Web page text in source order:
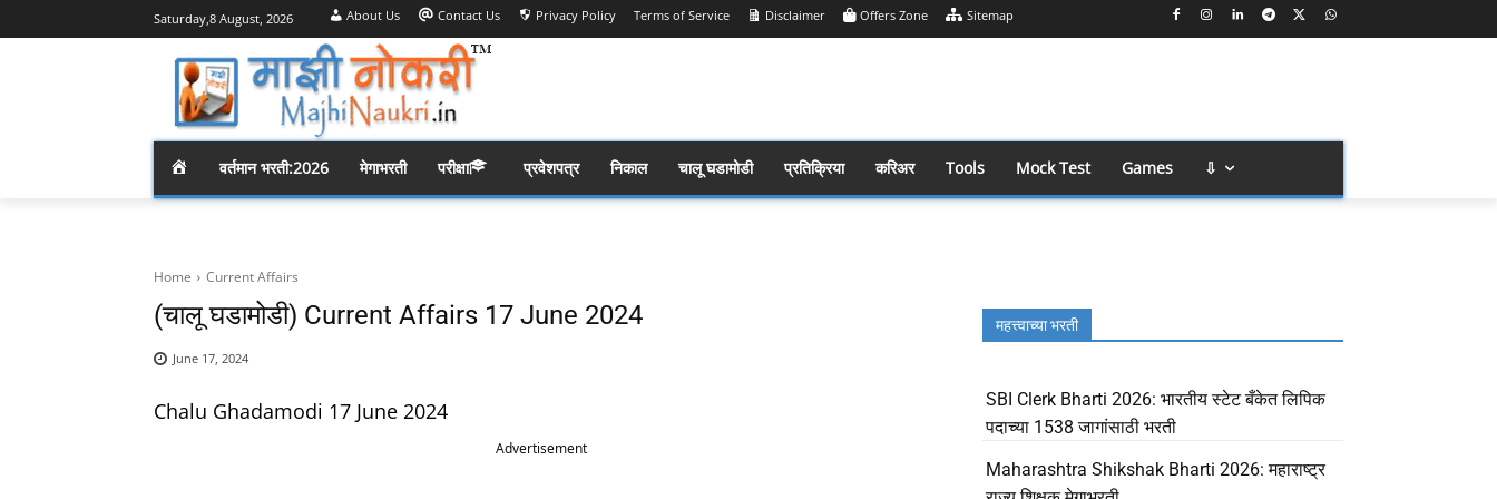
Saturday,8 August, 2026 About Us Contact Us Privacy Policy Terms of Service Disclaimer Offers Zone Sitemap
M
E
वर्तमान भरती:2026 मेगाभरती परीक्षा प्रवेशपत्र निकाल चालू घडामोडी प्रतिक्रिया करिअर Tools Mock Test Games ⇩
Home Current Affairs
(चालू घडामोडी) Current Affairs 17 June 2024
June 17, 2024
Chalu Ghadamodi 17 June 2024
Advertisement
महत्त्वाच्या भरती
SBI Clerk Bharti 2026: भारतीय स्टेट बँकेत लिपिक
पदाच्या 1538 जागांसाठी भरती
Maharashtra Shikshak Bharti 2026: महाराष्ट्र